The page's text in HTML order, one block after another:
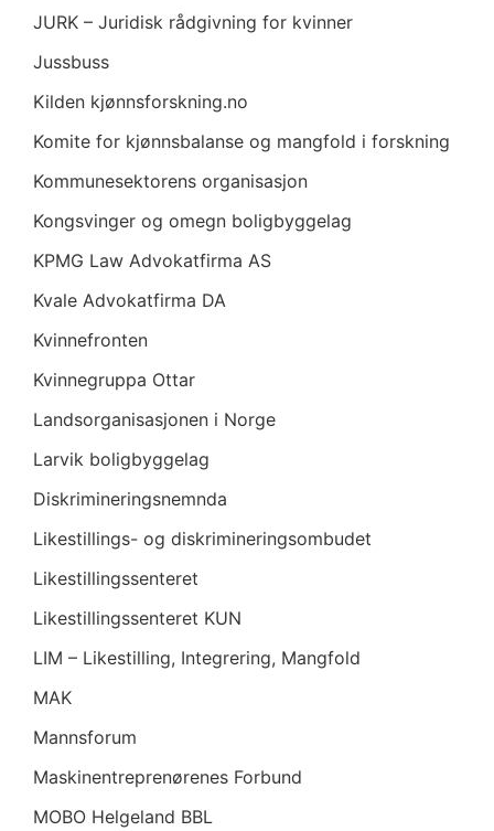
JURK – Juridisk rådgivning for kvinner
Jussbuss
Kilden kjønnsforskning.no
Komite for kjønnsbalanse og mangfold i forskning
Kommunesektorens organisasjon
Kongsvinger og omegn boligbyggelag
KPMG Law Advokatfirma AS
Kvale Advokatfirma DA
Kvinnefronten
Kvinnegruppa Ottar
Landsorganisasjonen i Norge
Larvik boligbyggelag
Diskrimineringsnemnda
Likestillings- og diskrimineringsombudet
Likestillingssenteret
Likestillingssenteret KUN
LIM – Likestilling, Integrering, Mangfold
MAK
Mannsforum
Maskinentreprenørenes Forbund
MOBO Helgeland BBL